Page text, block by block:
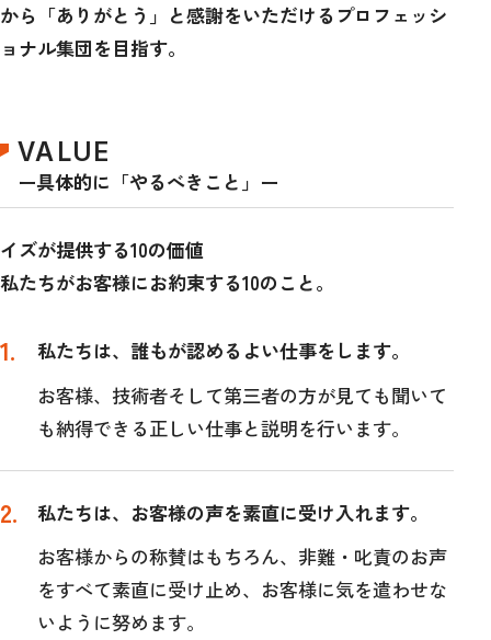
から 「ありがとう」と感謝をいただけるプロフェッシ
ョナル集団を目指す。
VALUE
ー具体的に「やるべきこと」ー
イズが提供する10の価値
私たちがお客様にお約束する10のこと。
私たちは、誰もが認めるよい仕事をします。
お客様、技術者そして第三者の方が見ても聞いて
も納得できる正しい仕事と説明を行います。
私たちは、お客様の声を素直に受け入れます。
お客様からの称賛はもちろん、非難・叱責のお声
をすべて素直に受け止め、お客様に気を遣わせな
いように努めます。